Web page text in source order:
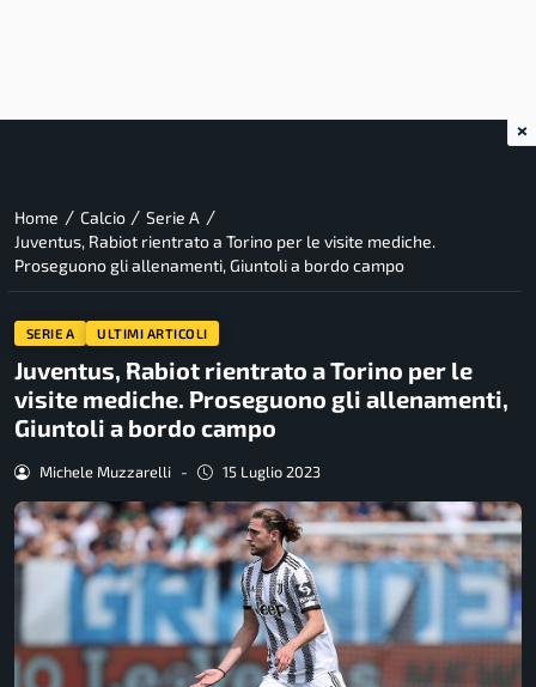
Home / Calcio / Serie A /
Juventus, Rabiot rientrato a Torino per le visite mediche.
Proseguono gli allenamenti, Giuntoli a bordo campo
SERIE A ULTIMI ARTICOLI
Juventus, Rabiot rientrato a Torino per le
visite mediche. Proseguono gli allenamenti,
Giuntoli a bordo campo
Michele Muzzarelli - 15 Luglio 2023
×